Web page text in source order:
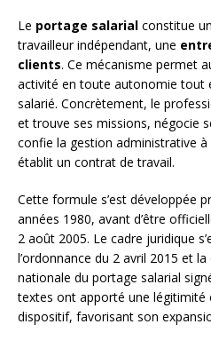
Le portage salarial constitue
travailleur indépendant, une
clients. Ce mécanisme permet
activité en toute autonomie tout
salarié. Concrètement, le
et trouve ses missions, négocie
confie la gestion administrative
établit un contrat de travail.
Cette formule s’est développée
années 1980, avant d’être
2 août 2005. Le cadre juridique
l’ordonnance du 2 avril 2015 et
nationale du portage salarial
textes ont apporté une légitimité
dispositif, favorisant son